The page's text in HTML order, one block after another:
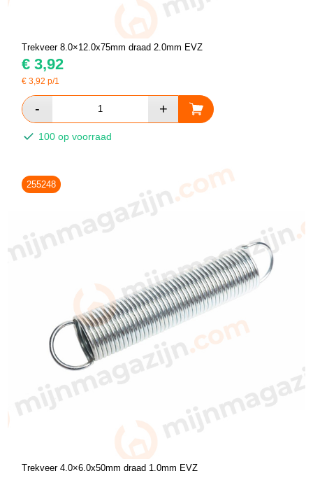
Trekveer 8.0×12.0x75mm draad 2.0mm EVZ
€ 3,92
€3,92 p/1
100 op voorraad
255248
Trekveer 4.0×6.0x50mm draad 1.0mm EVZ